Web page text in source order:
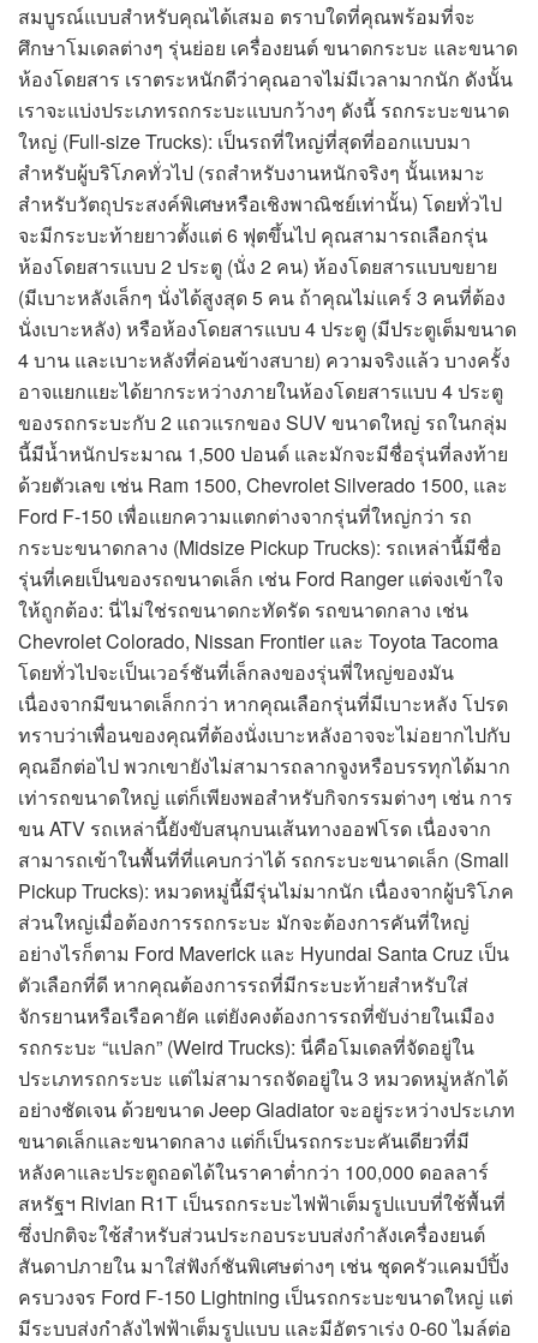
สมบูรณ์แบบสำหรับคุณได้เสมอ ตราบใดที่คุณพร้อมที่จะ
ศึกษาโมเดลต่างๆ รุ่นย่อย เครื่องยนต์ ขนาดกระบะ และขนาด
ห้องโดยสาร เราตระหนักดีว่าคุณอาจไม่มีเวลามากนัก ดังนั้น
เราจะแบ่งประเภทรถกระบะแบบกว้างๆ ดังนี้ รถกระบะขนาด
ใหญ่ (Full-size Trucks): เป็นรถที่ใหญ่ที่สุดที่ออกแบบมา
สำหรับผู้บริโภคทั่วไป (รถสำหรับงานหนักจริงๆ นั้นเหมาะ
สำหรับวัตถุประสงค์พิเศษหรือเชิงพาณิชย์เท่านั้น) โดยทั่วไป
จะมีกระบะท้ายยาวตั้งแต่ 6 ฟุตขึ้นไป คุณสามารถเลือกรุ่น
ห้องโดยสารแบบ 2 ประตู (นั่ง 2 คน) ห้องโดยสารแบบขยาย
(มีเบาะหลังเล็กๆ นั่งได้สูงสุด 5 คน ถ้าคุณไม่แคร์ 3 คนที่ต้อง
นั่งเบาะหลัง) หรือห้องโดยสารแบบ 4 ประตู (มีประตูเต็มขนาด
4 บาน และเบาะหลังที่ค่อนข้างสบาย) ความจริงแล้ว บางครั้ง
อาจแยกแยะได้ยากระหว่างภายในห้องโดยสารแบบ 4 ประตู
ของรถกระบะกับ 2 แถวแรกของ SUV ขนาดใหญ่ รถในกลุ่ม
นี้มีน้ำหนักประมาณ 1,500 ปอนด์ และมักจะมีชื่อรุ่นที่ลงท้าย
ด้วยตัวเลข เช่น Ram 1500, Chevrolet Silverado 1500, และ
Ford F-150 เพื่อแยกความแตกต่างจากรุ่นที่ใหญ่กว่า รถ
กระบะขนาดกลาง (Midsize Pickup Trucks): รถเหล่านี้มีชื่อ
รุ่นที่เคยเป็นของรถขนาดเล็ก เช่น Ford Ranger แต่จงเข้าใจ
ให้ถูกต้อง: นี่ไม่ใช่รถขนาดกะทัดรัด รถขนาดกลาง เช่น
Chevrolet Colorado, Nissan Frontier และ Toyota Tacoma
โดยทั่วไปจะเป็นเวอร์ชันที่เล็กลงของรุ่นพี่ใหญ่ของมัน
เนื่องจากมีขนาดเล็กกว่า หากคุณเลือกรุ่นที่มีเบาะหลัง โปรด
ทราบว่าเพื่อนของคุณที่ต้องนั่งเบาะหลังอาจจะไม่อยากไปกับ
คุณอีกต่อไป พวกเขายังไม่สามารถลากจูงหรือบรรทุกได้มาก
เท่ารถขนาดใหญ่ แต่ก็เพียงพอสำหรับกิจกรรมต่างๆ เช่น การ
ขน ATV รถเหล่านี้ยังขับสนุกบนเส้นทางออฟโรด เนื่องจาก
สามารถเข้าในพื้นที่ที่แคบกว่าได้ รถกระบะขนาดเล็ก (Small
Pickup Trucks): หมวดหมู่นี้มีรุ่นไม่มากนัก เนื่องจากผู้บริโภค
ส่วนใหญ่เมื่อต้องการรถกระบะ มักจะต้องการคันที่ใหญ่
อย่างไรก็ตาม Ford Maverick และ Hyundai Santa Cruz เป็น
ตัวเลือกที่ดี หากคุณต้องการรถที่มีกระบะท้ายสำหรับใส่
จักรยานหรือเรือคายัค แต่ยังคงต้องการรถที่ขับง่ายในเมือง
รถกระบะ “แปลก” (Weird Trucks): นี่คือโมเดลที่จัดอยู่ใน
ประเภทรถกระบะ แต่ไม่สามารถจัดอยู่ใน 3 หมวดหมู่หลักได้
อย่างชัดเจน ด้วยขนาด Jeep Gladiator จะอยู่ระหว่างประเภท
ขนาดเล็กและขนาดกลาง แต่ก็เป็นรถกระบะคันเดียวที่มี
หลังคาและประตูถอดได้ในราคาต่ำกว่า 100,000 ดอลลาร์
สหรัฐฯ Rivian R1T เป็นรถกระบะไฟฟ้าเต็มรูปแบบที่ใช้พื้นที่
ซึ่งปกติจะใช้สำหรับส่วนประกอบระบบส่งกำลังเครื่องยนต์
สันดาปภายใน มาใส่ฟังก์ชันพิเศษต่างๆ เช่น ชุดครัวแคมป์ปิ้ง
ครบวงจร Ford F-150 Lightning เป็นรถกระบะขนาดใหญ่ แต่
มีระบบส่งกำลังไฟฟ้าเต็มรูปแบบ และมีอัตราเร่ง 0-60 ไมล์ต่อ